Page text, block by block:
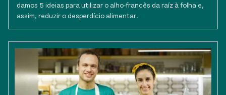
damos 5 ideias para utilizar o alho-francês da raíz à folha e,
assim, reduzir o desperdício alimentar.